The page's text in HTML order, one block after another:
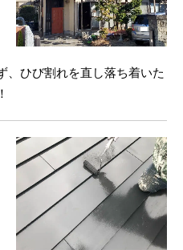
、ひび割れを直し落ち着いた